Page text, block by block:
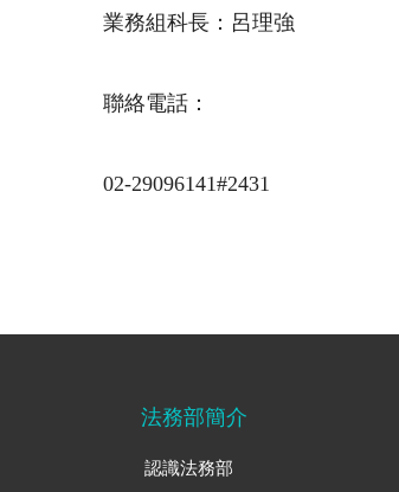
業務組科長：呂理強
聯絡電話：
02-29096141#2431
法務部簡介
認識法務部